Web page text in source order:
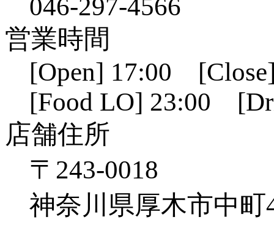
046-297-4566
営業時間
[Open] 17:00
[Food LO] 23:00
店舗住所
〒243-0018
神奈川県厚木市中町